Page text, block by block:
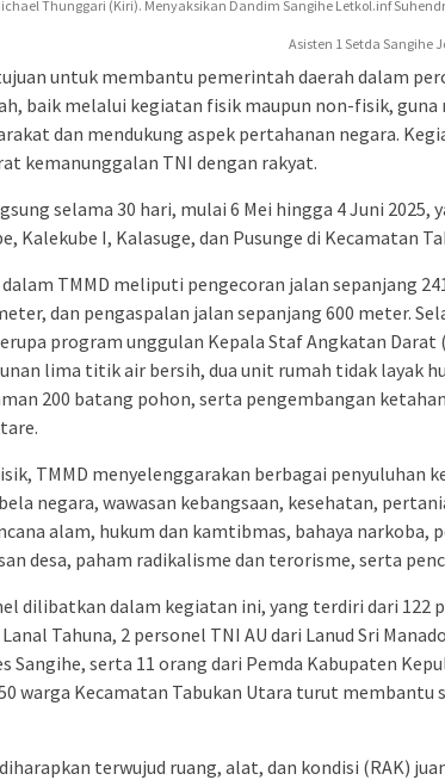
Thunggari (Kiri). Menyaksikan Dandim Sangihe Letkol.inf
Asisten 1 Setda Sangihe
untuk membantu pemerintah daerah dalam
baik melalui kegiatan fisik maupun non-fisik,
dan mendukung aspek pertahanan negara.
kemanunggalan TNI dengan rakyat.
selama 30 hari, mulai 6 Mei hingga 4 Juni 2025,
Kalekube I, Kalasuge, dan Pusunge di Kecamatan
TMMD meliputi pengecoran jalan sepanjang
dan pengaspalan jalan sepanjang 600 meter.
program unggulan Kepala Staf Angkatan Darat
lima titik air bersih, dua unit rumah tidak layak
200 batang pohon, serta pengembangan
TMMD menyelenggarakan berbagai penyuluhan
negara, wawasan kebangsaan, kesehatan,
alam, hukum dan kamtibmas, bahaya narkoba,
desa, paham radikalisme dan terorisme, serta
dilibatkan dalam kegiatan ini, yang terdiri dari 122
Tahuna, 2 personel TNI AU dari Lanud Sri
Sangihe, serta 11 orang dari Pemda Kabupaten
warga Kecamatan Tabukan Utara turut membantu
terwujud ruang, alat, dan kondisi (RAK)